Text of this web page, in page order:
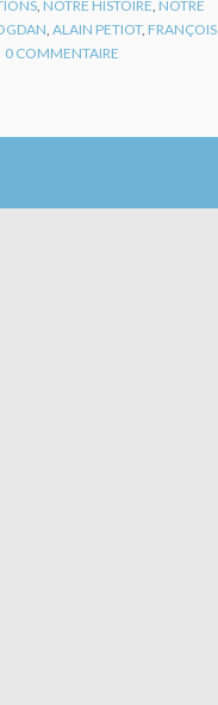
NOTRE HISTOIRE NOTRE
ALAIN PETIOT, FRANÇOIS
0 COMMENTAIRE